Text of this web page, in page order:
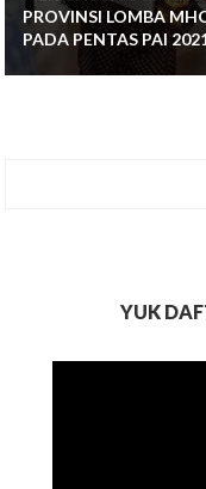
PROVINSI LOMBA
PADA PENTAS PAI
YUK